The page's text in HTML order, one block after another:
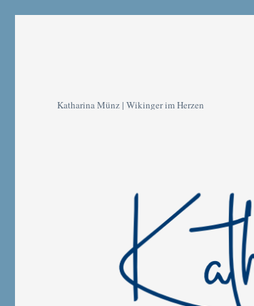
Katharina Münz | Wikinger im Herzen